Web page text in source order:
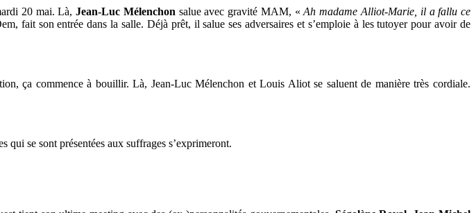
20 mai. Là,Jean-Luc Mélenchon salue avec gravité MAM, « Ah madame Alliot-Marie, il a fallu ce
fait son entrée dans la salle. Déjà prêt, il salue ses adversaires et s’emploie à les tutoyer pour avoir de
ça commence à bouillir. Là, Jean-Luc Mélenchon et Louis Aliot se saluent de manière très cordiale.
se sont présentées aux suffrages s’exprimeront.